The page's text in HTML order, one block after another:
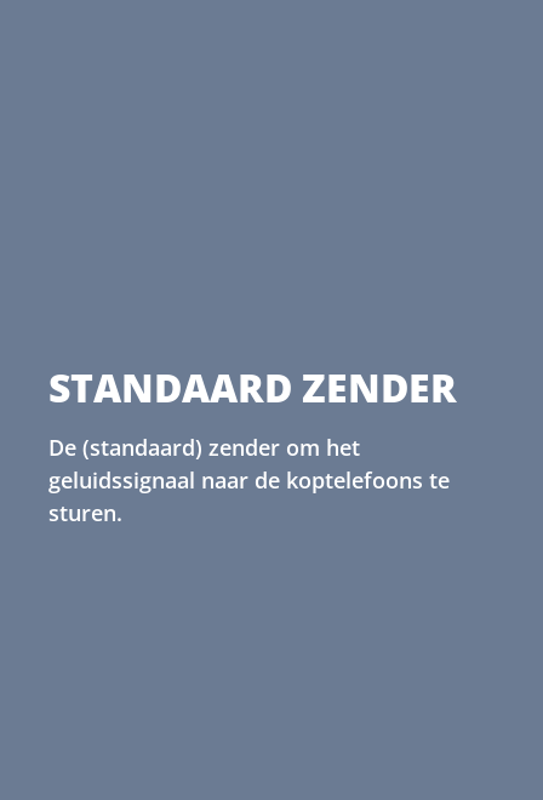
STANDAARD ZENDER
De (standaard) zender om het
geluidssignaal naar de koptelefoons te
sturen.